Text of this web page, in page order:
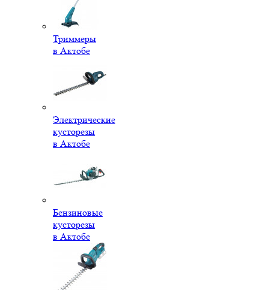
Триммеры
в Актобе
Электрические
кусторезы
в Актобе
Бензиновые
кусторезы
в Актобе